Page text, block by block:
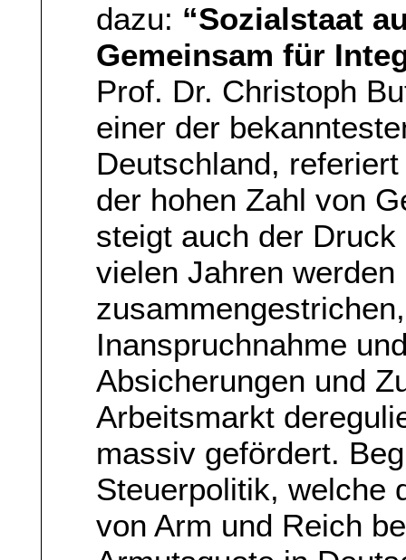
dazu: “Sozialstaat
Gemeinsam für
Prof. Dr. Christoph
einer der
Deutschland,
der hohen Zahl von
steigt auch der
vielen Jahren werden
Inanspruchnahme
Absicherungen und
Arbeitsmarkt
massiv gefördert.
Steuerpolitik, welche
von Arm und Reich